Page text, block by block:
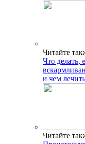
Читайте
Что делать,
и чем
Читайте